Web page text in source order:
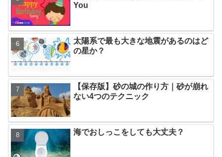
You
太陽系で最も大きな地震があるのはど
の星か？
【保存版】砂の城の作り方｜砂が崩れ
ない4つのテクニック
海でおしっこをしても大丈夫？